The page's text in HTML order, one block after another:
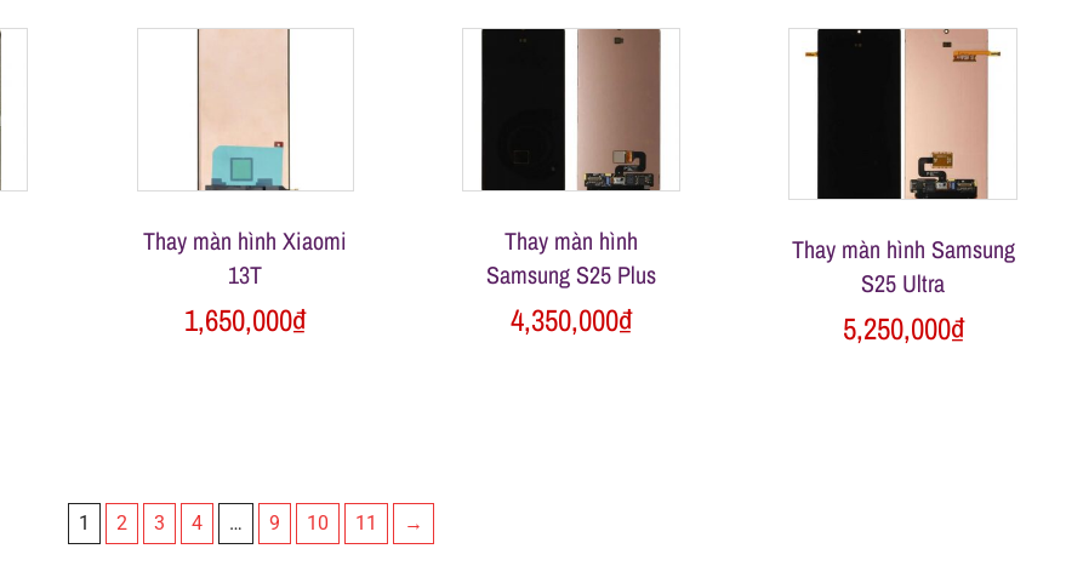
Thay màn hình Xiaomi
13T
1,650,000₫
Thay màn hình
Samsung S25 Plus
4,350,000₫
Thay màn hình Samsung
S25 Ultra
5,250,000₫
1 2 3 4 … 9 10 11 →